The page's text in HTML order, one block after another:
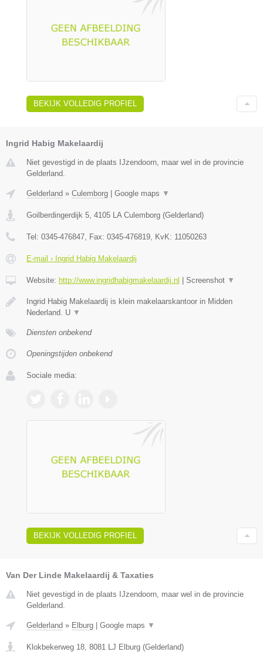
BEKIJK VOLLEDIG PROFIEL
Ingrid Habig Makelaardij
Niet gevestigd in de plaats IJzendoorn, maar wel in de provincie
Gelderland.
Gelderland » Culemborg Google maps ▼
Goilberdingerdijk 5 4105 LA Culemborg (Gelderland)
Tel: 0345-476847 , Fax: 0345-476819 , KvK: 11050263
E-mail › Ingrid Habig Makelaardij
Website: http://www.ingridhabigmakelaardij.nl Screenshot ▼
Ingrid Habig Makelaardij is klein makelaarskantoor in Midden
Nederland. U ▼
Diensten onbekend
Openingstijden onbekend
Sociale media:
BEKIJK VOLLEDIG PROFIEL
Van Der Linde Makelaardij & Taxaties
Niet gevestigd in de plaats IJzendoorn, maar wel in de provincie
Gelderland.
Gelderland » Elburg | Google maps ▼
Klokbekerweg 18 8081 LJ Elburg (Gelderland)